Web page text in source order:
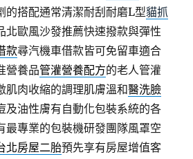
的搭配通常清潔耐刮耐磨L型貓抓
北歐風沙發推薦快速撥款與彈性
款尋汽機車借款皆可免留車適合
營養品管灌營養配方的老人管灌
肌肉收縮的調理肌膚溫和醫洗臉
及油性膚有自動化包裝系統的各
最專業的包裝機研發團隊風罩空
北房屋二胎預先享有房屋增值客